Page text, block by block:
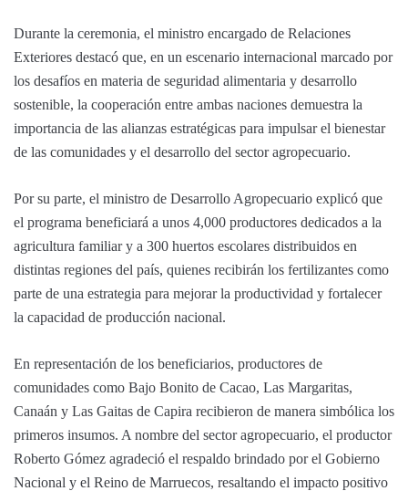
Durante la ceremonia, el ministro encargado de Relaciones
Exteriores destacó que, en un escenario internacional marcado por
los desafíos en materia de seguridad alimentaria y desarrollo
sostenible, la cooperación entre ambas naciones demuestra la
importancia de las alianzas estratégicas para impulsar el bienestar
de las comunidades y el desarrollo del sector agropecuario.
Por su parte, el ministro de Desarrollo Agropecuario explicó que
el programa beneficiará a unos 4,000 productores dedicados a la
agricultura familiar y a 300 huertos escolares distribuidos en
distintas regiones del país, quienes recibirán los fertilizantes como
parte de una estrategia para mejorar la productividad y fortalecer
la capacidad de producción nacional.
En representación de los beneficiarios, productores de
comunidades como Bajo Bonito de Cacao, Las Margaritas,
Canaán y Las Gaitas de Capira recibieron de manera simbólica los
primeros insumos. A nombre del sector agropecuario, el productor
Roberto Gómez agradeció el respaldo brindado por el Gobierno
Nacional y el Reino de Marruecos, resaltando el impacto positivo